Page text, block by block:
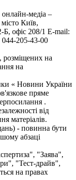
медіа –
Київ,
офіс 208/1 E-mail:
205-43-00
розміщених на
на
« Новини України
пряме
.
від
матеріалів.
- повинна бути
абзаці
"Заява",
"Тест-драйв",
на правах